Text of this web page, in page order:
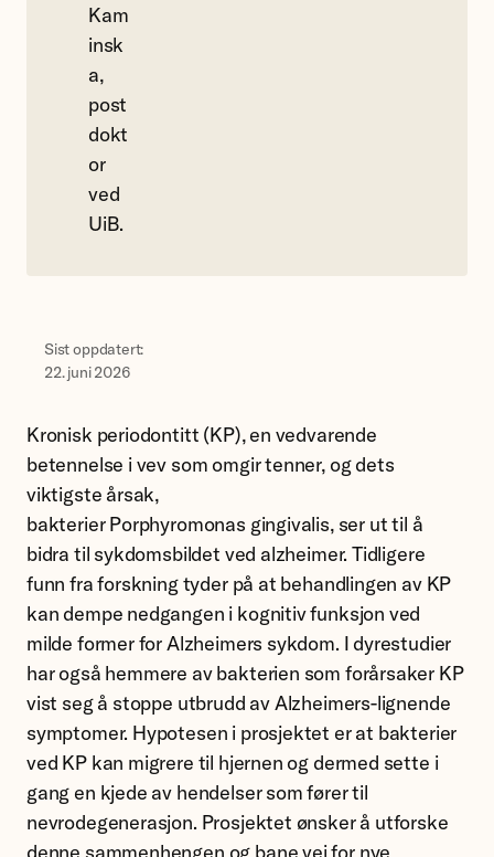
Kam
insk
a,
post
dokt
or
ved
UiB.
Sist oppdatert:
22. juni 2026
Kronisk periodontitt (KP), en vedvarende
betennelse i vev som omgir tenner, og dets
viktigste årsak,
bakterier Porphyromonas gingivalis, ser ut til å
bidra til sykdomsbildet ved alzheimer. Tidligere
funn fra forskning tyder på at behandlingen av KP
kan dempe nedgangen i kognitiv funksjon ved
milde former for Alzheimers sykdom. I dyrestudier
har også hemmere av bakterien som forårsaker KP
vist seg å stoppe utbrudd av Alzheimers-lignende
symptomer. Hypotesen i prosjektet er at bakterier
ved KP kan migrere til hjernen og dermed sette i
gang en kjede av hendelser som fører til
nevrodegenerasjon. Prosjektet ønsker å utforske